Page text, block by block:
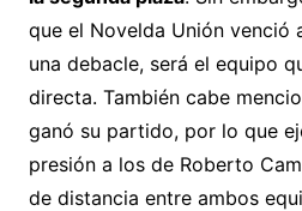
que el Novelda Unión venció
una debacle, será el equipo
directa. También cabe
ganó su partido, por lo que
presión a los de Roberto
de distancia entre ambos